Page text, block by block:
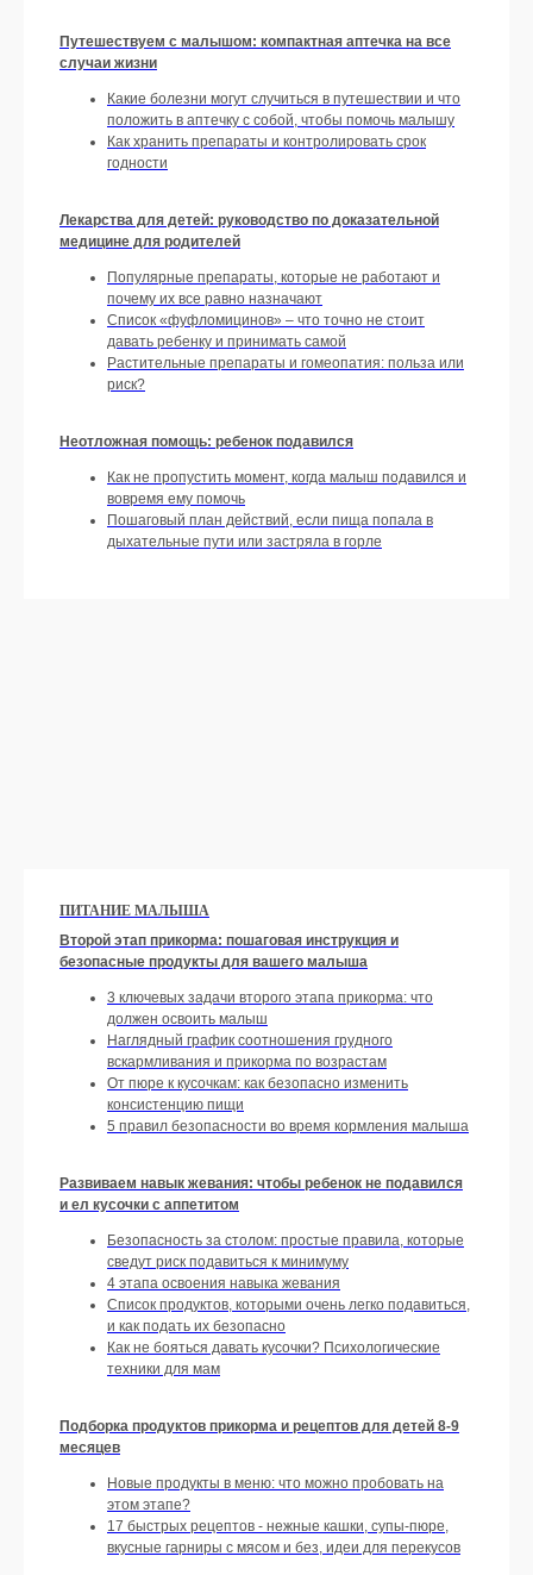
Путешествуем с малышом: компактная аптечка на все
случаи жизни
Какие болезни могут случиться в путешествии и что
положить в аптечку с собой, чтобы помочь малышу
Как хранить препараты и контролировать срок
годности
Лекарства для детей: руководство по доказательной
медицине для родителей
Популярные препараты, которые не работают и
почему их все равно назначают
Список «фуфломицинов» – что точно не стоит
давать ребенку и принимать самой
Растительные препараты и гомеопатия: польза или
риск?
Неотложная помощь: ребенок подавился
Как не пропустить момент, когда малыш подавился и
вовремя ему помочь
Пошаговый план действий, если пища попала в
дыхательные пути или застряла в горле
ПИТАНИЕ МАЛЫША
Второй этап прикорма: пошаговая инструкция и
безопасные продукты для вашего малыша
3 ключевых задачи второго этапа прикорма: что
должен освоить малыш
Наглядный график соотношения грудного
вскармливания и прикорма по возрастам
От пюре к кусочкам: как безопасно изменить
консистенцию пищи
5 правил безопасности во время кормления малыша
Развиваем навык жевания: чтобы ребенок не подавился
и ел кусочки с аппетитом
Безопасность за столом: простые правила, которые
сведут риск подавиться к минимуму
4 этапа освоения навыка жевания
Список продуктов, которыми очень легко подавиться,
и как подать их безопасно
Как не бояться давать кусочки? Психологические
техники для мам
Подборка продуктов прикорма и рецептов для детей 8-9
месяцев
Новые продукты в меню: что можно пробовать на
этом этапе?
17 быстрых рецептов - нежные кашки, супы-пюре,
вкусные гарниры с мясом и без, идеи для перекусов